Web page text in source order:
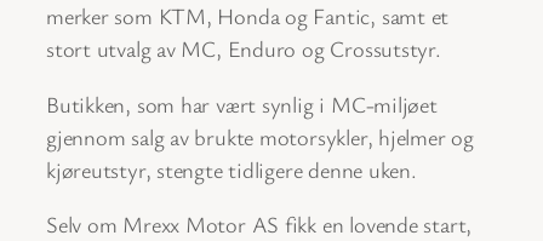
merker som KTM, Honda og Fantic, samt et
stort utvalg av MC, Enduro og Crossutstyr.
Butikken, som har vært synlig i MC-miljøet
gjennom salg av brukte motorsykler, hjelmer og
kjøreutstyr, stengte tidligere denne uken.
Selv om Mrexx Motor AS fikk en lovende start,